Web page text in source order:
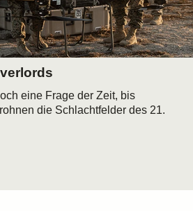
eine Frage der Zeit, bis
die Schlachtfelder des 21.